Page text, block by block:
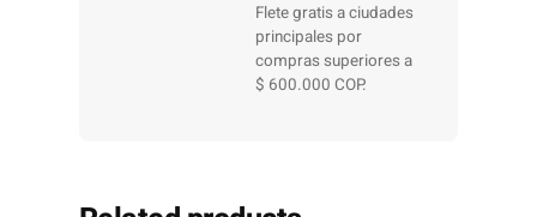
Flete gratis a ciudades
principales por
compras superiores a
$ 600.000 COP.